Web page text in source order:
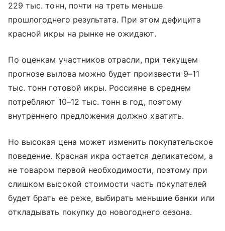
229 тыс. тонн, почти на треть меньше
прошлогоднего результата. При этом дефицита
красной икры на рынке не ожидают.
По оценкам участников отрасли, при текущем
прогнозе вылова можно будет произвести 9–11
тыс. тонн готовой икры. Россияне в среднем
потребляют 10–12 тыс. тонн в год, поэтому
внутреннего предложения должно хватить.
Но высокая цена может изменить покупательское
поведение. Красная икра остается деликатесом, а
не товаром первой необходимости, поэтому при
слишком высокой стоимости часть покупателей
будет брать ее реже, выбирать меньшие банки или
откладывать покупку до новогоднего сезона.